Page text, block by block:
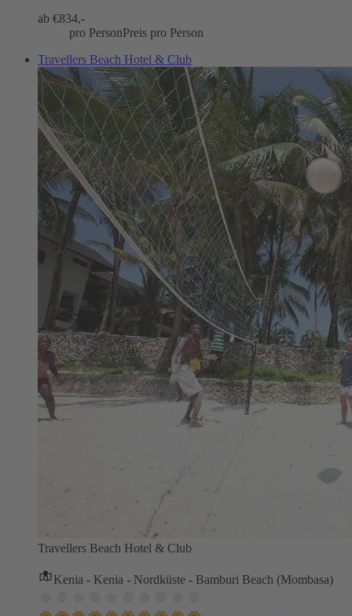
ab €834,-
pro PersonPreis pro Person
Travellers Beach Hotel & Club
Travellers Beach Hotel & Club
Kenia - Kenia - Nordküste - Bamburi Beach (Mombasa)